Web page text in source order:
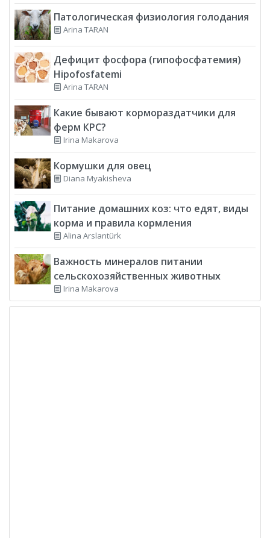
Патологическая физиология голодания
Arina TARAN
Дефицит фосфора (гипофосфатемия)
Hipofosfatemi
Arina TARAN
Какие бывают кормораздатчики для
ферм КРС?
Irina Makarova
Кормушки для овец
Diana Myakisheva
Питание домашних коз: что едят, виды
корма и правила кормления
Alina Arslantürk
Важность минералов питании
сельскохозяйственных животных
Irina Makarova